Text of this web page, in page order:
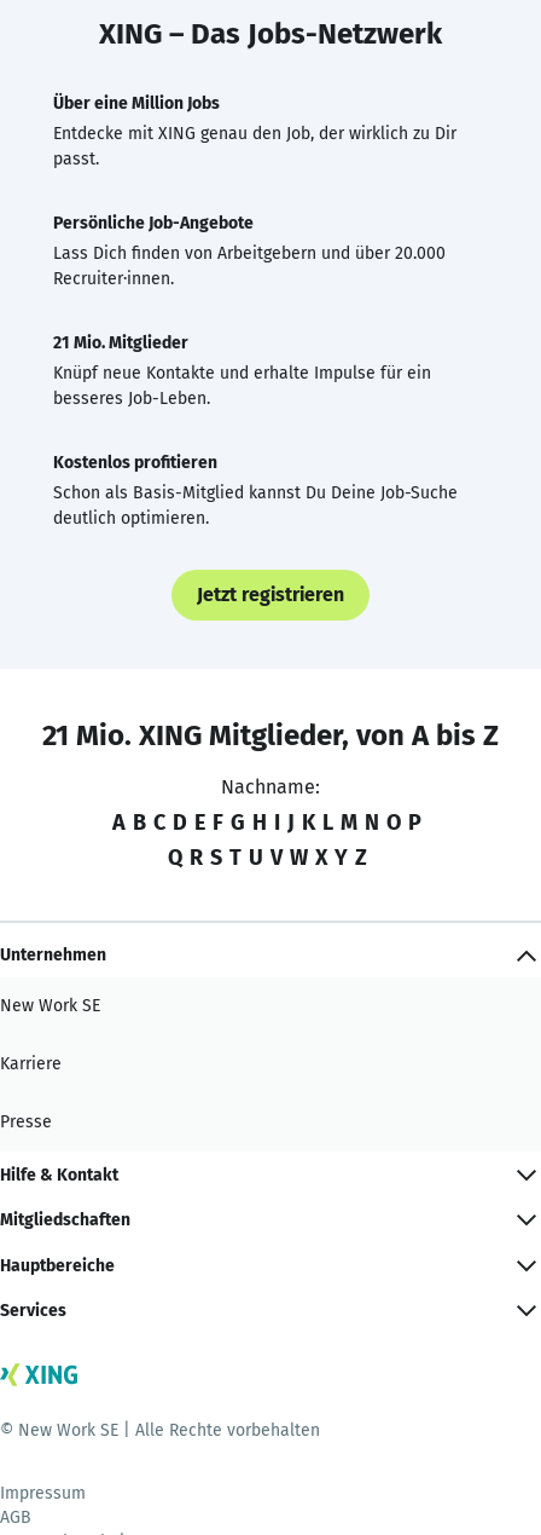
XING – Das Jobs-Netzwerk
Über eine Million Jobs
Entdecke mit XING genau den Job, der wirklich zu Dir
passt.
Persönliche Job-Angebote
Lass Dich finden von Arbeitgebern und über 20.000
Recruiter·innen.
21 Mio. Mitglieder
Knüpf neue Kontakte und erhalte Impulse für ein
besseres Job-Leben.
Kostenlos profitieren
Schon als Basis-Mitglied kannst Du Deine Job-Suche
deutlich optimieren.
Jetzt registrieren
21 Mio. XING Mitglieder, von A bis Z
Nachname:
A B C D E F G H I J K L M N O P
Q R S T U V W X Y Z
Unternehmen
New Work SE
Karriere
Presse
Hilfe & Kontakt
Mitgliedschaften
Hauptbereiche
Services
© New Work SE | Alle Rechte vorbehalten
Impressum
AGB